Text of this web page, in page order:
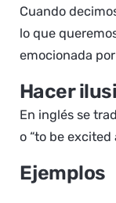
Cuando
lo que
emocionada por
Hacer
En inglés se
o “to be excited
Ejemplos